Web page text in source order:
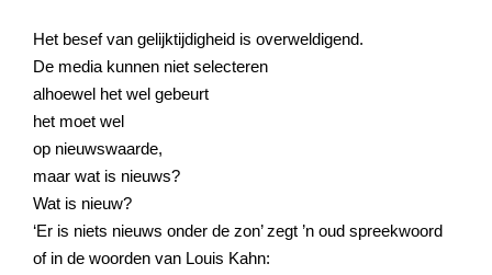
Het besef van gelijktijdigheid is overweldigend.
De media kunnen niet selecteren
alhoewel het wel gebeurt
het moet wel
op nieuwswaarde,
maar wat is nieuws?
Wat is nieuw?
‘Er is niets nieuws onder de zon’ zegt ’n oud spreekwoord
of in de woorden van Louis Kahn: